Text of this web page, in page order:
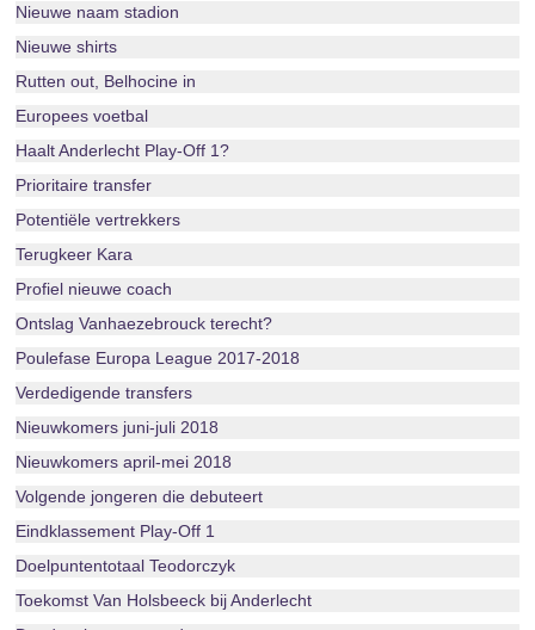
Nieuwe naam stadion
Nieuwe shirts
Rutten out, Belhocine in
Europees voetbal
Haalt Anderlecht Play-Off 1?
Prioritaire transfer
Potentiële vertrekkers
Terugkeer Kara
Profiel nieuwe coach
Ontslag Vanhaezebrouck terecht?
Poulefase Europa League 2017-2018
Verdedigende transfers
Nieuwkomers juni-juli 2018
Nieuwkomers april-mei 2018
Volgende jongeren die debuteert
Eindklassement Play-Off 1
Doelpuntentotaal Teodorczyk
Toekomst Van Holsbeeck bij Anderlecht